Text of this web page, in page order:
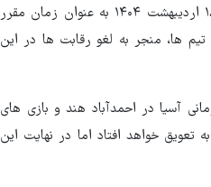
میزبانی ایران از مسابقات واترپلو باشگاه های آسیا در حالی منتفی شده که ۱۴ تا ۱۸ اردیبهشت ۱۴۰۴ به عنوان زمان مقرر
تیم ها، منجر به لغو رقابت ها در این
آسیا در احمدآباد هند و بازی های
به تعویق خواهد افتاد اما در نهایت این
گفت‌وگوها آمریکا را
مجبور به همراهی کرد